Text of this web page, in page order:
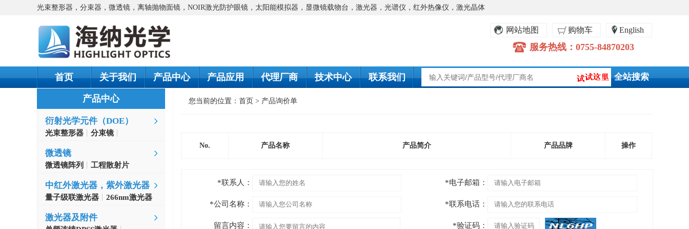
光束整形器，分束器，微透镜，离轴抛物面镜，NOIR激光防护眼镜，太阳能模拟器，显微镜载物台，激光器，光谱仪，红外热像仪，激光晶体
English
购物车
网站地图
服务热线：0755-84870203
首页 关于我们 产品中心 产品应用 代理厂商 技术中心 联系我们
产品中心
衍射光学元件（DOE）
光束整形器
分束镜
微透镜
微透镜阵列 工程散射片
中红外激光器，紫外激光器
量子级联激光器 266nm激光器
激光器及附件
您当前的位置： 首页 > 产品询价单
No. 产品名称 产品简介 产品品牌 操作
*联系人： *电子邮箱：
*公司名称： *联系电话：
留言内容： *验证码：